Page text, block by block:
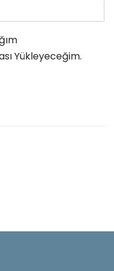
Yükleyeceğim.